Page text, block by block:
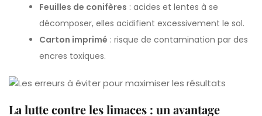
Feuilles de conifères : acides et lentes à se
décomposer, elles acidifient excessivement le sol.
Carton imprimé : risque de contamination par des
encres toxiques.
La lutte contre les limaces : un avantage